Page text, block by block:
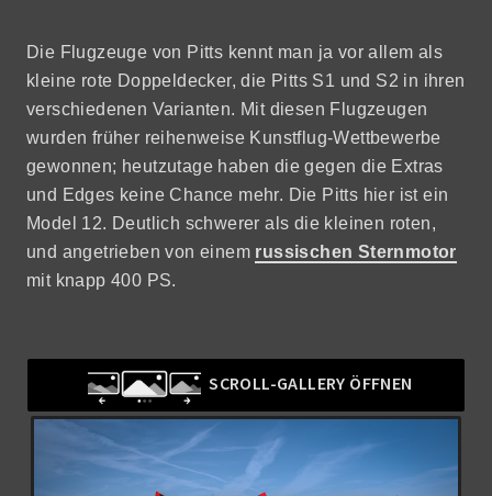
Die Flugzeuge von Pitts kennt man ja vor allem als
kleine rote Doppeldecker, die Pitts S1 und S2 in ihren
verschiedenen Varianten. Mit diesen Flugzeugen
wurden früher reihenweise Kunstflug-Wettbewerbe
gewonnen; heutzutage haben die gegen die Extras
und Edges keine Chance mehr. Die Pitts hier ist ein
Model 12. Deutlich schwerer als die kleinen roten,
und angetrieben von einem russischen Sternmotor
mit knapp 400 PS.
SCROLL-GALLERY ÖFFNEN